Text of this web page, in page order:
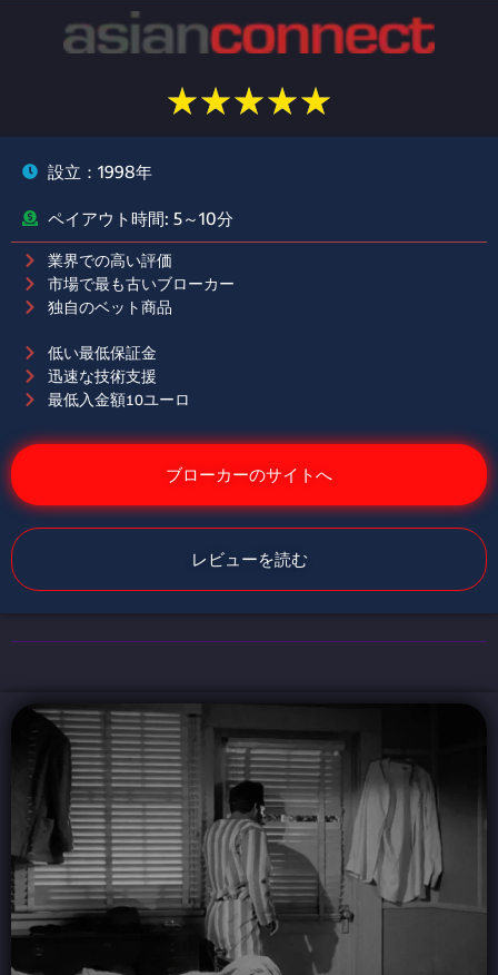
★★★★★
設立：1998年
ペイアウト時間: 5～10分
業界での高い評価
市場で最も古いブローカー
独自のベット商品
低い最低保証金
迅速な技術支援
最低入金額10ユーロ
ブローカーのサイトへ
レビューを読む